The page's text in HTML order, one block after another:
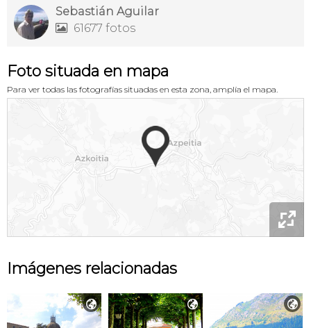
Sebastián Aguilar
 61677 fotos
Foto situada en mapa
Para ver todas las fotografías situadas en esta zona, amplía el mapa.

Imágenes relacionadas
  